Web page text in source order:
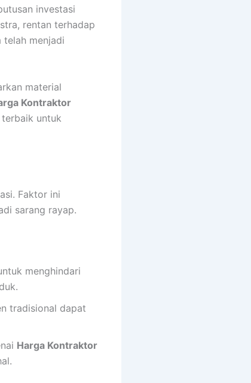
investasi
rentan terhadap
telah menjadi
material
Kontraktor
untuk
Faktor ini
sarang rayap.
menghindari
tradisional dapat
Harga Kontraktor